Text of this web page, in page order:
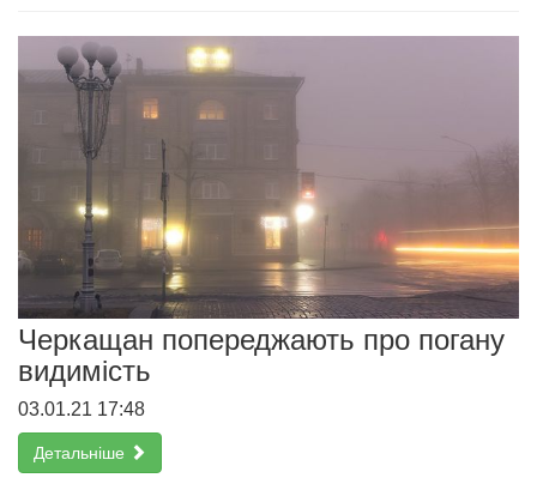
Черкащан попереджають про погану
видимість
03.01.21 17:48
Детальніше